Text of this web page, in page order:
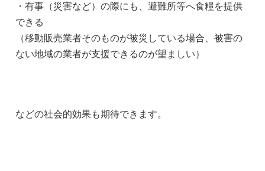
・有事（災害など）の際にも、避難所等へ食糧を提供
できる
（移動販売業者そのものが被災している場合、被害の
ない地域の業者が支援できるのが望ましい）
などの社会的効果も期待できます。